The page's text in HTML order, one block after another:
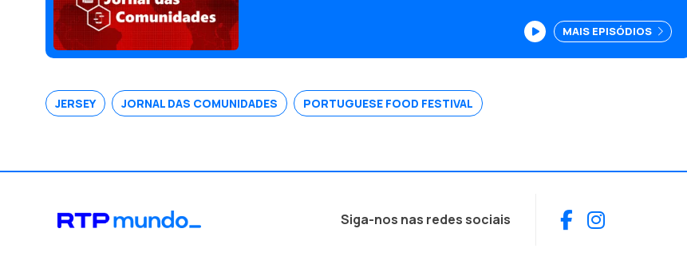
MAIS EPISÓDIOS
JERSEY JORNAL DAS COMUNIDADES PORTUGUESE FOOD FESTIVAL
Siga-nos nas redes sociais Facebook
Instagram